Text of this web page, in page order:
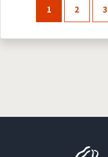
1 2 3